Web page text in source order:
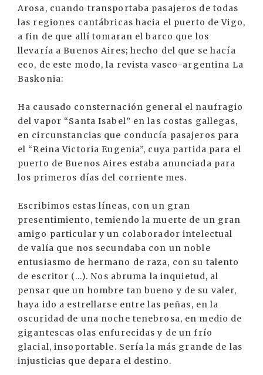
Arosa, cuando transportaba pasajeros de todas
las regiones cantábricas hacia el puerto de Vigo,
a fin de que allí tomaran el barco que los
llevaría a Buenos Aires; hecho del que se hacía
eco, de este modo, la revista vasco-argentina La
Baskonia:
Ha causado consternación general el naufragio
del vapor “Santa Isabel” en las costas gallegas,
en circunstancias que conducía pasajeros para
el “Reina Victoria Eugenia”, cuya partida para el
puerto de Buenos Aires estaba anunciada para
los primeros días del corriente mes.
Escribimos estas líneas, con un gran
presentimiento, temiendo la muerte de un gran
amigo particular y un colaborador intelectual
de valía que nos secundaba con un noble
entusiasmo de hermano de raza, con su talento
de escritor (...). Nos abruma la inquietud, al
pensar que un hombre tan bueno y de su valer,
haya ido a estrellarse entre las peñas, en la
oscuridad de una noche tenebrosa, en medio de
gigantescas olas enfurecidas y de un frío
glacial, insoportable. Sería la más grande de las
injusticias que depara el destino.